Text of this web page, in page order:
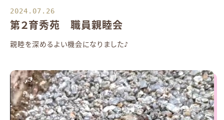
2024.07.26
第２育秀苑 職員親睦会
親睦を深めるよい機会になりました♪